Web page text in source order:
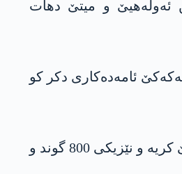
ئەولەھیێ و میتێ دھات
و پەکەکێ ئامەدەکاری دکر کو
شەر و پەڤچوونێن د ناڤبەرا پەکەکێ و ترکیێ دە ل ناڤچەیێن سینۆری یێن ھەرێما کوردستانێ، باندۆرەکە مەزن ل سەر ژیانا خەلکێ کریە و نێزیکی 800 گوند و